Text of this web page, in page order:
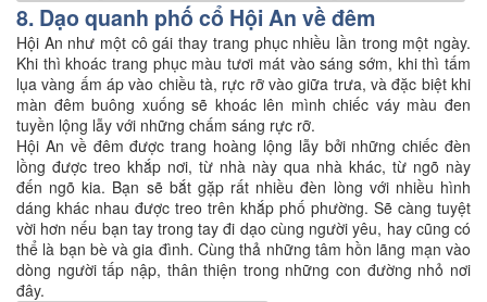
8. Dạo quanh phố cổ Hội An về đêm
Hội An như một cô gái thay trang phục nhiều lần trong một ngày.
Khi thì khoác trang phục màu tươi mát vào sáng sớm, khi thì tấm
lụa vàng ấm áp vào chiều tà, rực rỡ vào giữa trưa, và đặc biệt khi
màn đêm buông xuống sẽ khoác lên mình chiếc váy màu đen
tuyền lộng lẫy với những chấm sáng rực rỡ.
Hội An về đêm được trang hoàng lộng lẫy bởi những chiếc đèn
lồng được treo khắp nơi, từ nhà này qua nhà khác, từ ngõ này
đến ngõ kia. Bạn sẽ bắt gặp rất nhiều đèn lòng với nhiều hình
dáng khác nhau được treo trên khắp phố phường. Sẽ càng tuyệt
vời hơn nếu bạn tay trong tay đi dạo cùng người yêu, hay cũng có
thể là bạn bè và gia đình. Cùng thả những tâm hồn lãng mạn vào
dòng người tấp nập, thân thiện trong những con đường nhỏ nơi
đây.